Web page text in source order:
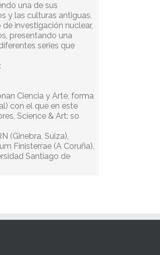
una de sus
y las culturas antiguas.
investigación nuclear,
presentando una
series que
Ciencia y Arte, forma
con el que en este
Science & Art: so
(Ginebra, Suiza),
Finisterrae (A Coruña),
Santiago de